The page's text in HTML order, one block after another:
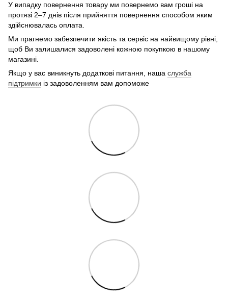
У випадку повернення товару ми повернемо вам гроші на
протязі 2–7 днів після прийняття повернення способом яким
здійснювалась оплата.
Ми прагнемо забезпечити якість та сервіс на найвищому рівні,
щоб Ви залишалися задоволені кожною покупкою в нашому
магазині.
Якщо у вас виникнуть додаткові питання, наша служба
підтримки із задоволенням вам допоможе